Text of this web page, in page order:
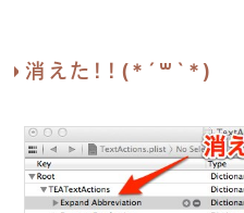
消えた！！(*´꒳`*)